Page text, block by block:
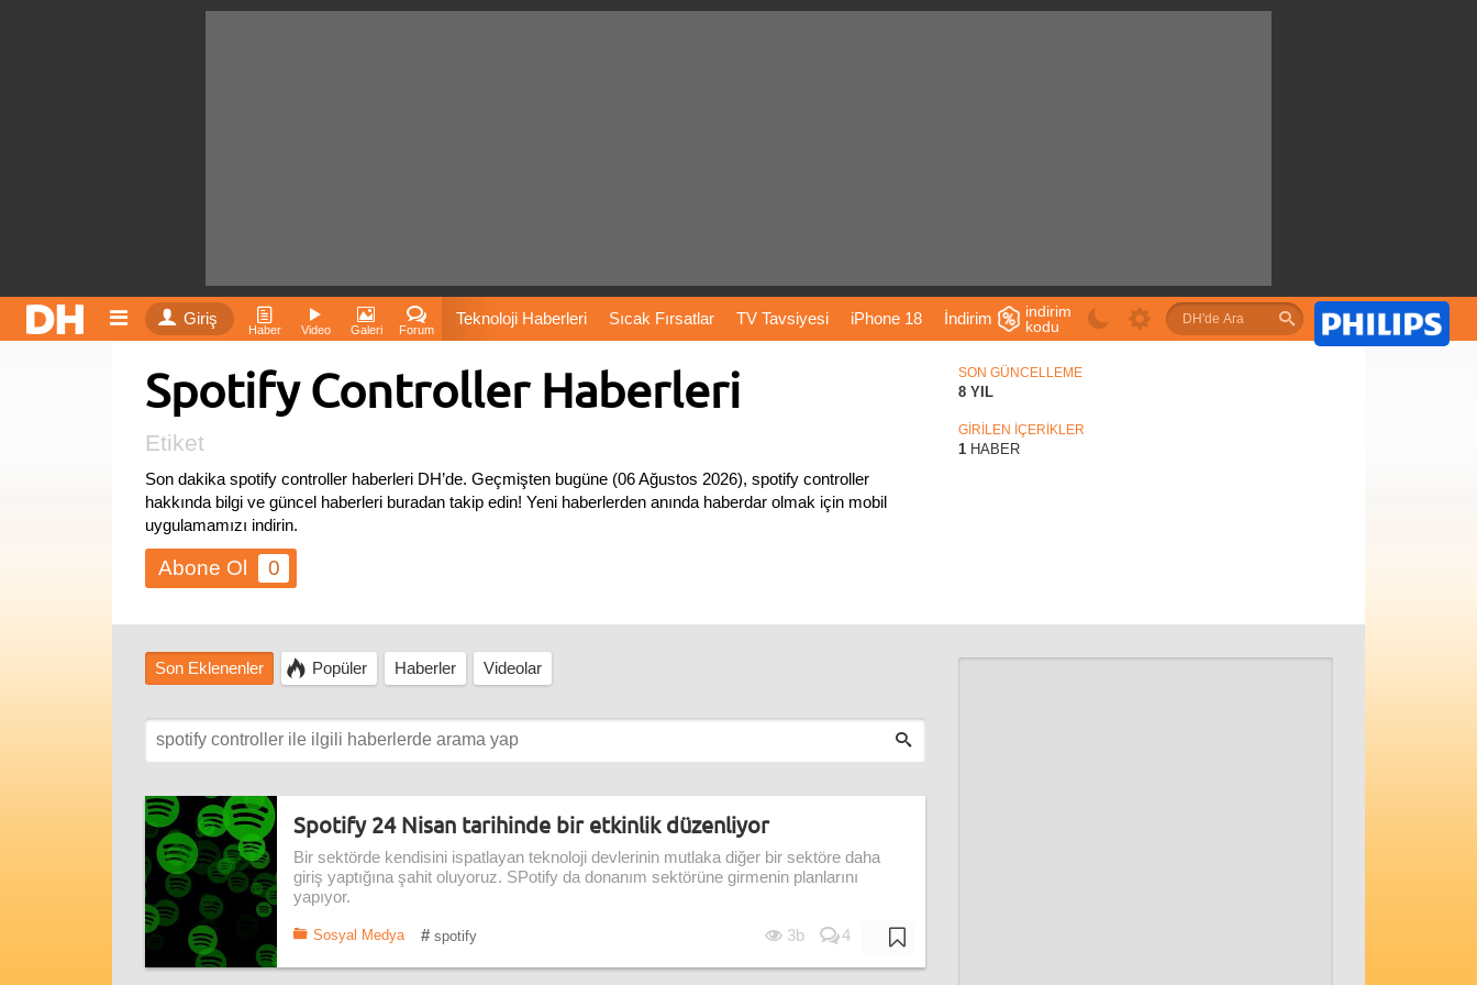
Giriş
Haber Video Galeri Forum
Teknoloji Haberleri Sıcak Fırsatlar TV Tavsiyesi iPhone 18 İndirim
Film Önerileri Türkiye Araba Fiyatları İstasyonu
Önerileri
İnstagram Dondurma İnstagram Çöktü Mü
indirim
kodu
Spotify Controller Haberleri
Etiket
Son dakika spotify controller haberleri DH’de. Geçmişten bugüne (06 Ağustos 2026), spotify controller
hakkında bilgi ve güncel haberleri buradan takip edin! Yeni haberlerden anında haberdar olmak için mobil
uygulamamızı indirin.
0
SON GÜNCELLEME
8 YIL
GİRİLEN İÇERİKLER
1 HABER
Son Eklenenler Popüler Haberler Videolar
Spotify 24 Nisan tarihinde bir etkinlik düzenliyor
Bir sektörde kendisini ispatlayan teknoloji devlerinin mutlaka diğer bir sektöre daha
giriş yaptığına şahit oluyoruz. SPotify da donanım sektörüne girmenin planlarını
yapıyor.
Sosyal Medya # spotify 3b 4